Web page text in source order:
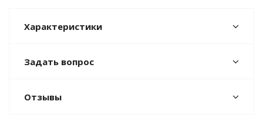
Характеристики
Задать вопрос
Отзывы